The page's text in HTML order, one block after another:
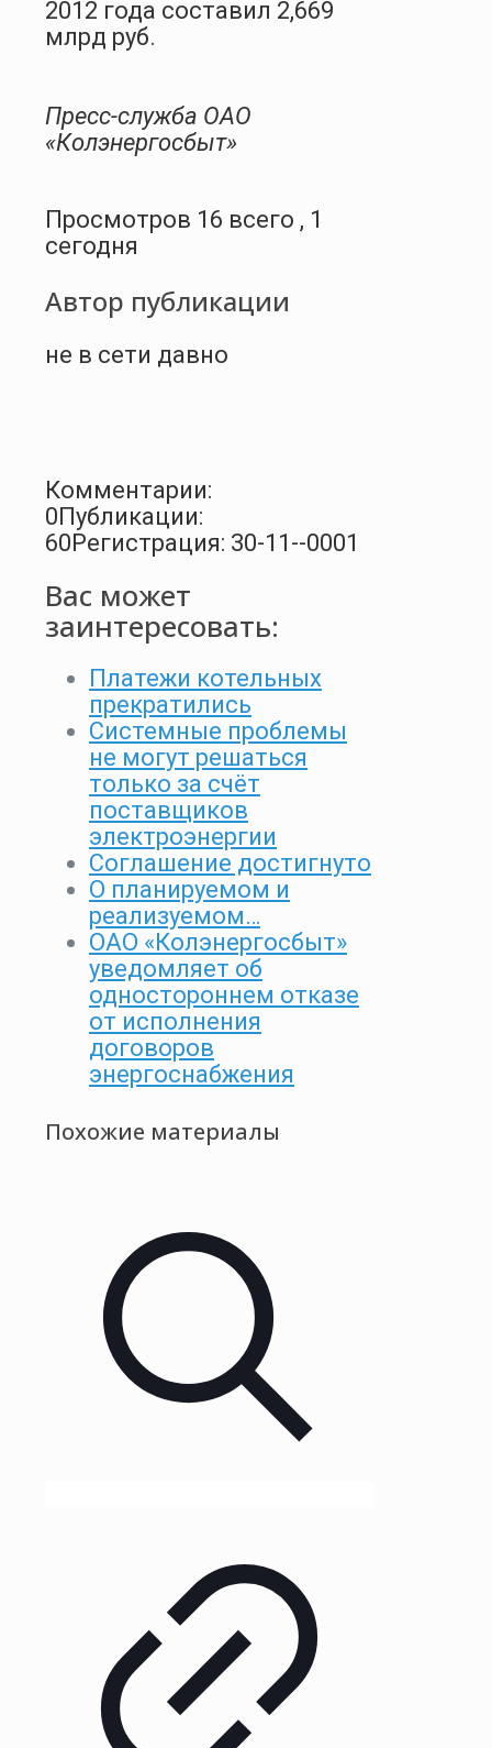
2012 года составил 2,669
млрд руб.
Пресс-служба ОАО
«Колэнергосбыт»
Просмотров 16 всего , 1
сегодня
Автор публикации
не в сети давно
Комментарии:
0Публикации:
60Регистрация: 30-11--0001
Вас может
заинтересовать:
Платежи котельных
прекратились
Системные проблемы
не могут решаться
только за счёт
поставщиков
электроэнергии
Соглашение достигнуто
О планируемом и
реализуемом…
ОАО «Колэнергосбыт»
уведомляет об
одностороннем отказе
от исполнения
договоров
энергоснабжения
Похожие материалы